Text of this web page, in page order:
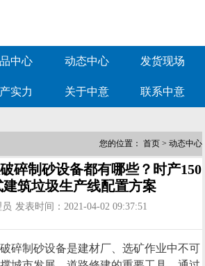
中心 动态中心 发货现场
实力 关于中意 联系中意
您的位置： 首页> 动态中心
碎制砂设备都有哪些？时产150
建筑垃圾生产线配置方案
发表时间：2021-04-02 09:37:51
碎制砂设备是建材厂、选矿作业中不可